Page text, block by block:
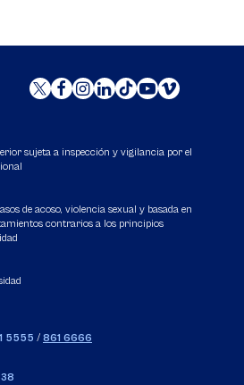
sujeta a inspección y vigilancia por el
de acoso, violencia sexual y basada en
contrarios a los principios
5555 / 861 6666